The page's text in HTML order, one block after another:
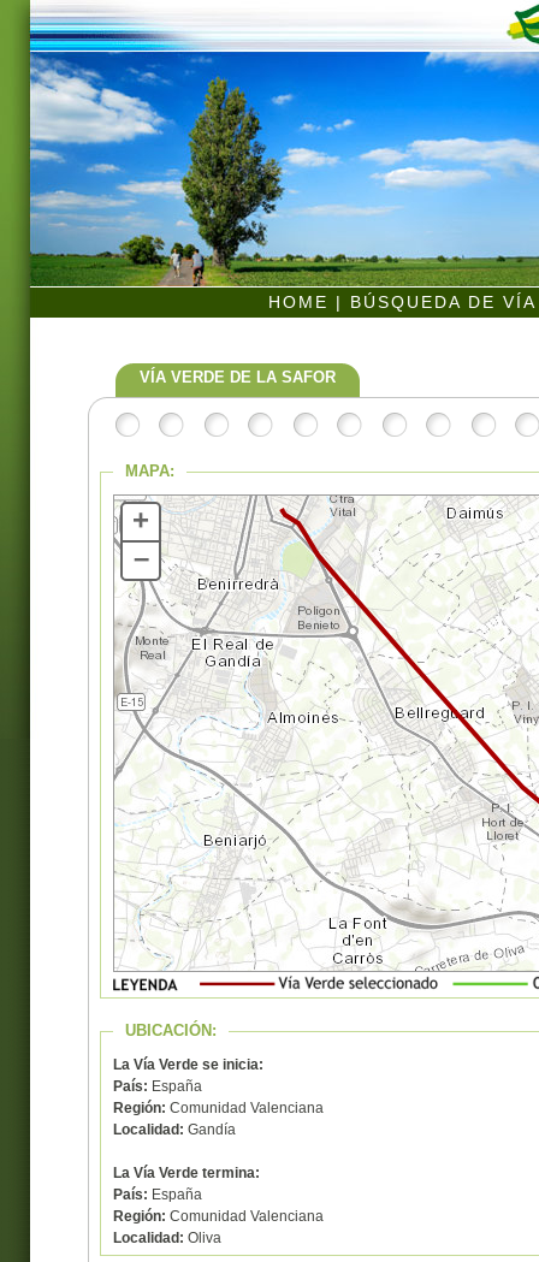
HOME | BÚSQUEDA DE
VÍA VERDE DE LA SAFOR
MAPA:
+
–
UBICACIÓN:
La Vía Verde se inicia:
País: España
Región: Comunidad Valenciana
Localidad: Gandía
La Vía Verde termina:
País: España
Región: Comunidad Valenciana
Localidad: Oliva